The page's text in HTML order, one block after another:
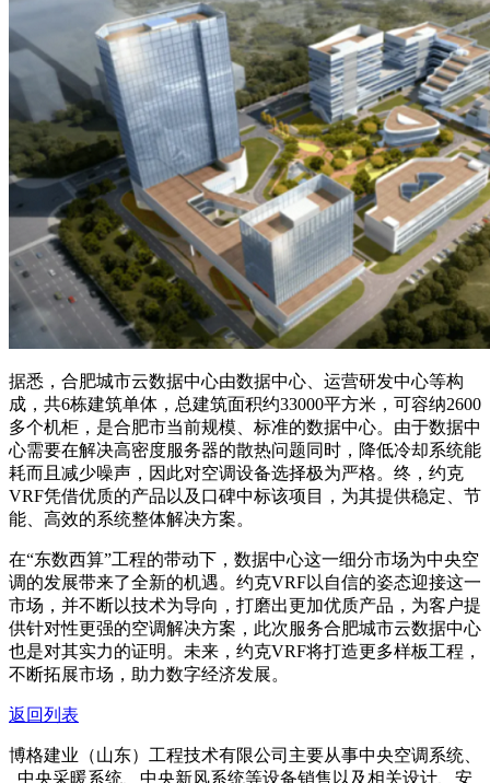
据悉，合肥城市云数据中心由数据中心、运营研发中心等构
成，共6栋建筑单体，总建筑面积约33000平方米，可容纳2600
多个机柜，是合肥市当前规模、标准的数据中心。由于数据中
心需要在解决高密度服务器的散热问题同时，降低冷却系统能
耗而且减少噪声，因此对空调设备选择极为严格。终，约克
VRF凭借优质的产品以及口碑中标该项目，为其提供稳定、节
能、高效的系统整体解决方案。
在“东数西算”工程的带动下，数据中心这一细分市场为中央空
调的发展带来了全新的机遇。约克VRF以自信的姿态迎接这一
市场，并不断以技术为导向，打磨出更加优质产品，为客户提
供针对性更强的空调解决方案，此次服务合肥城市云数据中心
也是对其实力的证明。未来，约克VRF将打造更多样板工程，
不断拓展市场，助力数字经济发展。
返回列表
博格建业（山东）工程技术有限公司主要从事中央空调系统、
中央采暖系统、中央新风系统等设备销售以及相关设计、安